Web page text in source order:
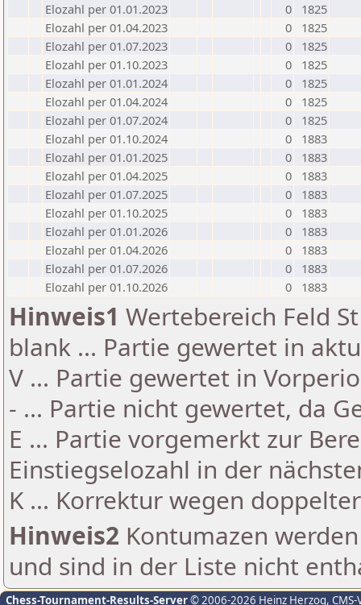
Elozahl per 01.01.2023
0
1825
Elozahl per 01.04.2023
0
1825
Elozahl per 01.07.2023
0
1825
Elozahl per 01.10.2023
0
1825
Elozahl per 01.01.2024
0
1825
Elozahl per 01.04.2024
0
1825
Elozahl per 01.07.2024
0
1825
Elozahl per 01.10.2024
0
1883
Elozahl per 01.01.2025
0
1883
Elozahl per 01.04.2025
0
1883
Elozahl per 01.07.2025
0
1883
Elozahl per 01.10.2025
0
1883
Elozahl per 01.01.2026
0
1883
Elozahl per 01.04.2026
0
1883
Elozahl per 01.07.2026
0
1883
Elozahl per 01.10.2026
0 1883
Hinweis1 Wertebereich Feld
blank ... Partie gewertet in
V ... Partie gewertet in
- ... Partie nicht gewertet, da
E ... Partie vorgemerkt zur
Einstiegselozahl in der
K ... Korrektur wegen
Hinweis2 Kontumazen
und sind in der Liste nicht
Chess-Tournament-Results-Server© 2006-2026 Heinz Herzog,